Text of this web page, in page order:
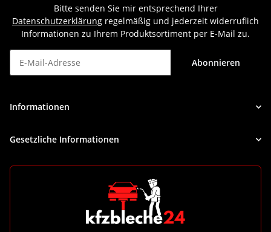
Bitte senden Sie mir entsprechend Ihrer
Datenschutzerklärung regelmäßig und jederzeit widerruflich
Informationen zu Ihrem Produktsortiment per E-Mail zu.
Abonnieren
Informationen
Gesetzliche Informationen